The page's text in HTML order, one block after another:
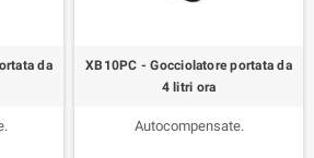
da
XB10PC - Gocciolatore portata da
4 litri ora
Autocompensate.